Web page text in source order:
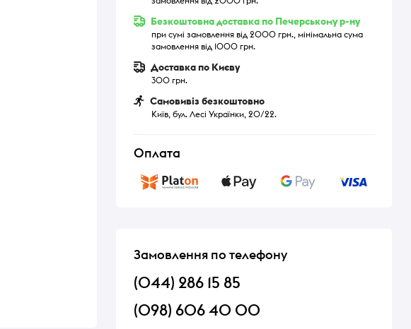
Безкоштовна доставка по Печерському р-ну
при сумі замовлення від 2000 грн., мінімальна сума
замовлення від 1000 грн.
Доставка по Києву
300 грн.
Самовивіз безкоштовно
Київ, бул. Лесі Українки, 20/22.
Оплата
Замовлення по телефону
(044) 286 15 85
(098) 606 40 00